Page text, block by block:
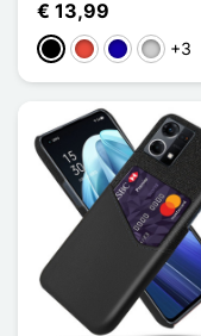
€ 13,99
ZwartRoodDonkerblauw
Zilver+3